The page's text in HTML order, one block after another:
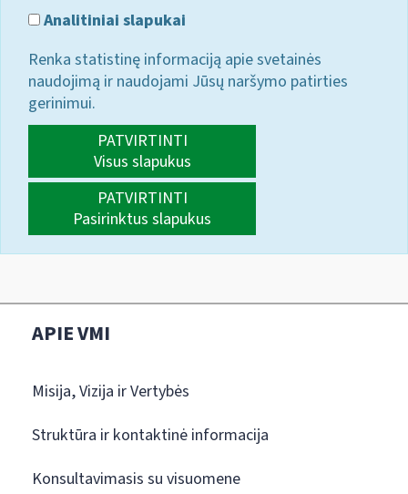
Analitiniai slapukai
Renka statistinę informaciją apie svetainės
naudojimą ir naudojami Jūsų naršymo patirties
gerinimui.
PATVIRTINTI
Visus slapukus
PATVIRTINTI
Pasirinktus slapukus
APIE VMI
Misija, Vizija ir Vertybės
Struktūra ir kontaktinė informacija
Konsultavimasis su visuomene